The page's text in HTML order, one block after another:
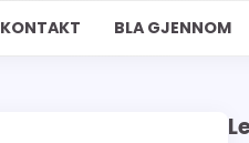
KONTAKT BLA GJENNOM